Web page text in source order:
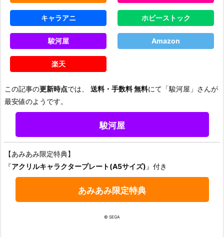
キャラアニ ホビーストック
駿河屋 Amazon
楽天
この記事の更新時点では、 送料・手数料 無料にて「駿河屋」さんが
最安値のようです。
駿河屋
【あみあみ限定特典】
『アクリルキャラクタープレート(A5サイズ) 』付き
あみあみ限定特典
© SEGA